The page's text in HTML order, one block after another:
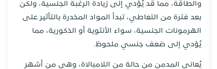
والطاقة، مما قد يُؤدي إلى زيادة الرغبة الجنسية، ولكن
بعد فترة من التعاطي، تبدأ المواد المخدرة بالتأثير على
الهرمونات الجنسية، سواء الأنثوية أو الذكورية، مما
يُؤدي إلى ضعف جنسي ملحوظ.
يُعاني المدمن من حالة من اللامبالاة، وهي من أشهر